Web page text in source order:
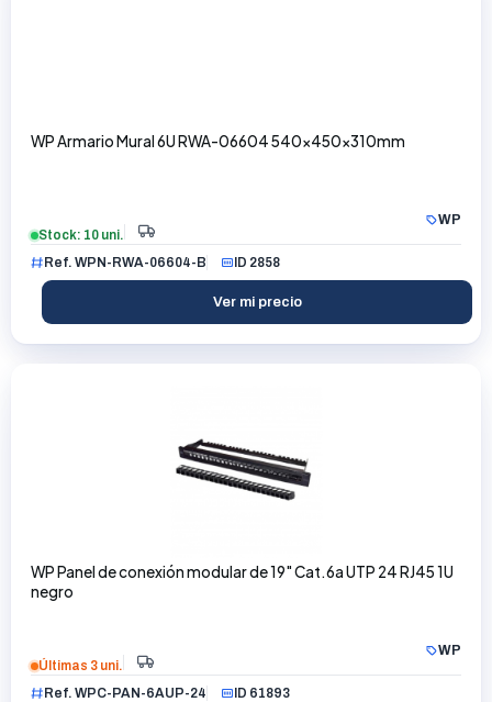
WP Armario Mural 6U RWA-06604 540x450x310mm
WP
Stock: 10 uni.
Ref. WPN-RWA-06604-B
ID 2858
Ver mi precio
WP Panel de conexión modular de 19" Cat.6a UTP 24 RJ45 1U
negro
WP
Últimas 3 uni.
Ref. WPC-PAN-6AUP-24
ID 61893